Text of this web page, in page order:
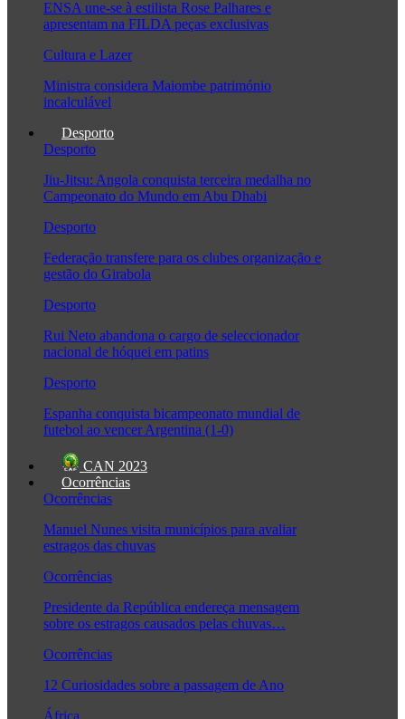
ENSA une-se à estilista Rose Palhares e
apresentam na FILDA peças exclusivas
Cultura e Lazer
Ministra considera Maiombe património
incalculável
Desporto
Desporto
Jiu-Jitsu: Angola conquista terceira medalha no
Campeonato do Mundo em Abu Dhabi
Desporto
Federação transfere para os clubes organização e
gestão do Girabola
Desporto
Rui Neto abandona o cargo de seleccionador
nacional de hóquei em patins
Desporto
Espanha conquista bicampeonato mundial de
futebol ao vencer Argentina (1-0)
CAN 2023
Ocorrências
Ocorrências
Manuel Nunes visita municípios para avaliar
estragos das chuvas
Ocorrências
Presidente da República endereça mensagem
sobre os estragos causados pelas chuvas…
Ocorrências
12 Curiosidades sobre a passagem de Ano
África